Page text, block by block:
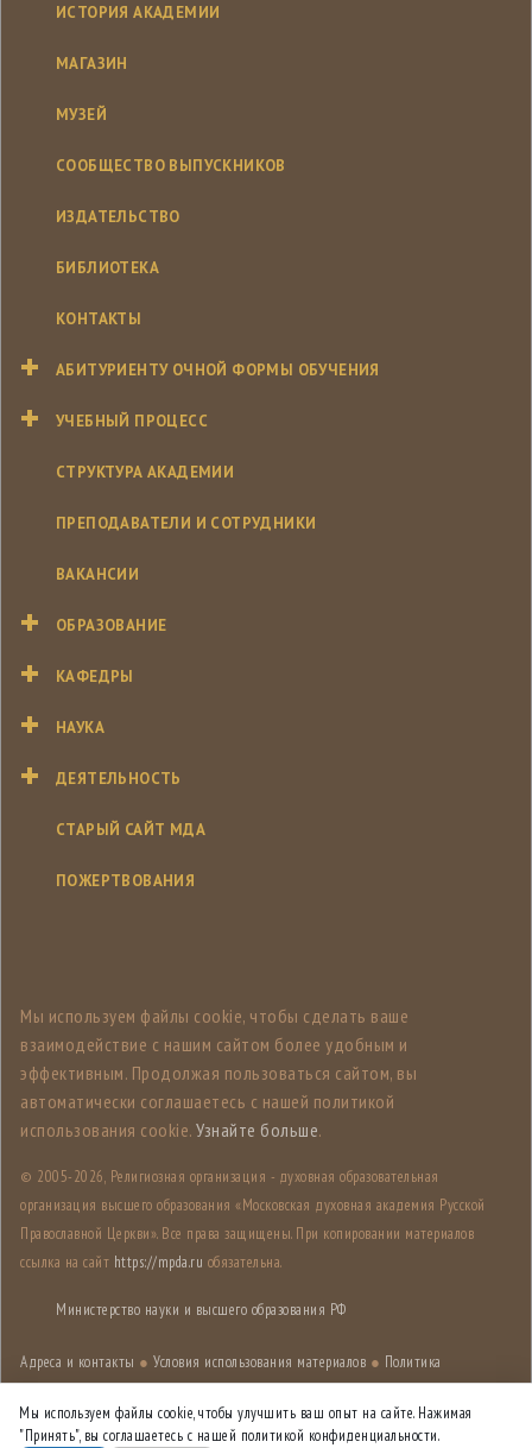
ИСТОРИЯ АКАДЕМИИ
МАГАЗИН
МУЗЕЙ
СООБЩЕСТВО ВЫПУСКНИКОВ
ИЗДАТЕЛЬСТВО
БИБЛИОТЕКА
КОНТАКТЫ
АБИТУРИЕНТУ ОЧНОЙ ФОРМЫ ОБУЧЕНИЯ
УЧЕБНЫЙ ПРОЦЕСС
СТРУКТУРА АКАДЕМИИ
ПРЕПОДАВАТЕЛИ И СОТРУДНИКИ
ВАКАНСИИ
ОБРАЗОВАНИЕ
КАФЕДРЫ
НАУКА
ДЕЯТЕЛЬНОСТЬ
СТАРЫЙ САЙТ МДА
ПОЖЕРТВОВАНИЯ
Мы используем файлы cookie, чтобы сделать ваше
взаимодействие с нашим сайтом более удобным и
эффективным. Продолжая пользоваться сайтом, вы
автоматически соглашаетесь с нашей политикой
использования cookie. Узнайте больше.
© 2005-2026, Религиозная организация - духовная образовательная
организация высшего образования «Московская духовная академия Русской
Православной Церкви». Все права защищены. При копировании материалов
ссылка на сайт https://mpda.ru обязательна.
Министерство науки и высшего образования РФ
Адреса и контакты ● Условия использования материалов ● Политика
конфиденциальности●Карта сайта
Дизайн разработанЛабораторией дизайна НИУ ВШЭ
Мы используем файлы cookie, чтобы улучшить ваш опыт на сайте. Нажимая
"Принять", вы соглашаетесь с нашей политикой конфиденциальности.